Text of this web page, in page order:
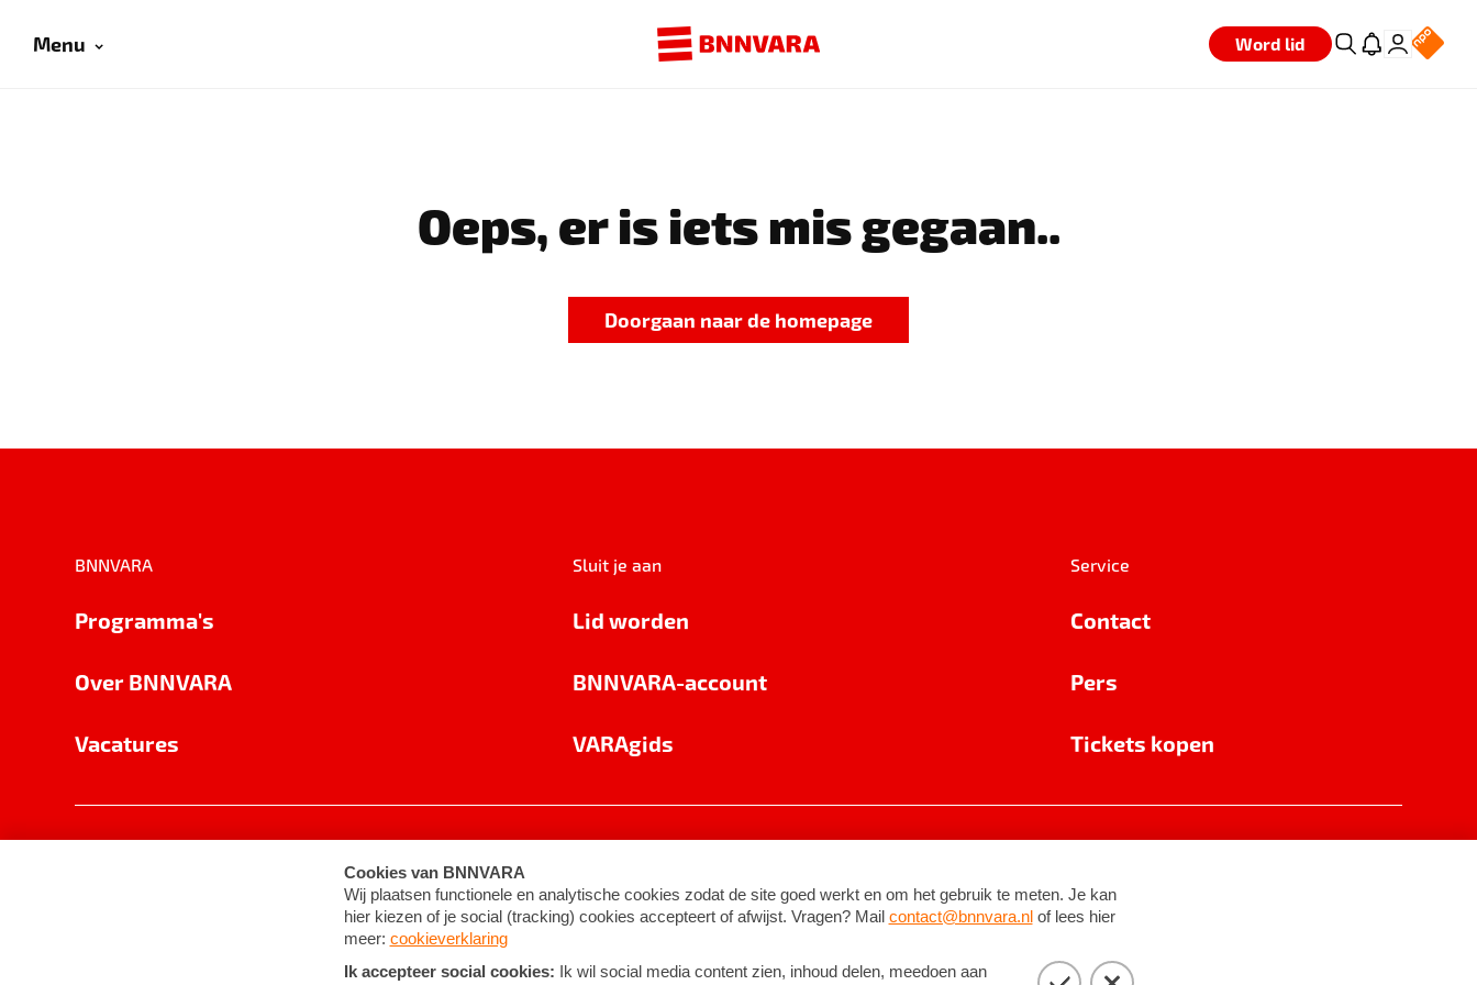
Menu Word lid
Oeps, er is iets mis gegaan..
Doorgaan naar de homepage
BNNVARA
Programma's
Over BNNVARA
Vacatures
Sluit je aan
Lid worden
BNNVARA-account
VARAgids
Service
Contact
Pers
Tickets kopen
Cookie-instellingen Algemene voorwaarden ©2026BNNVARA